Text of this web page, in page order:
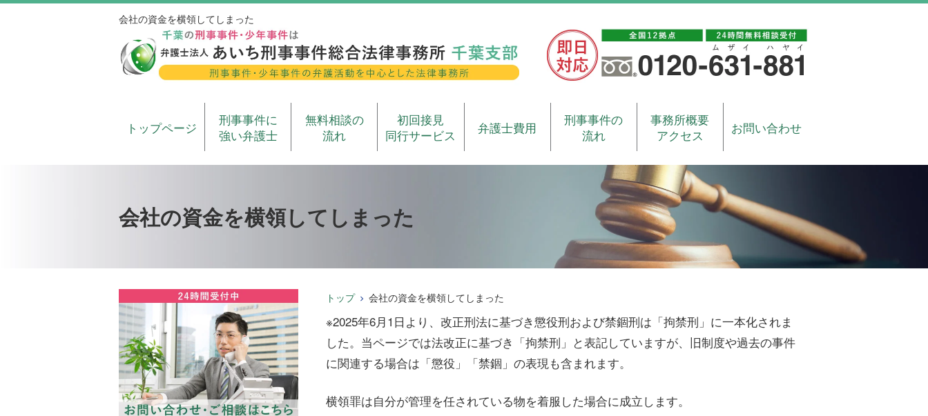
会社の資金を横領してしまった
トップページ
刑事事件に
強い弁護士
無料相談の
流れ
初回接見
同行サービス
弁護士費用
刑事事件の
流れ
事務所概要
アクセス
お問い合わせ
会社の資金を横領してしまった
トップ 会社の資金を横領してしまった
※2025年6月1日より、改正刑法に基づき懲役刑および禁錮刑は「拘禁刑」に一本化されま
した。当ページでは法改正に基づき「拘禁刑」と表記していますが、旧制度や過去の事件
に関連する場合は「懲役」「禁錮」の表現も含まれます。
横領罪は自分が管理を任されている物を着服した場合に成立します。